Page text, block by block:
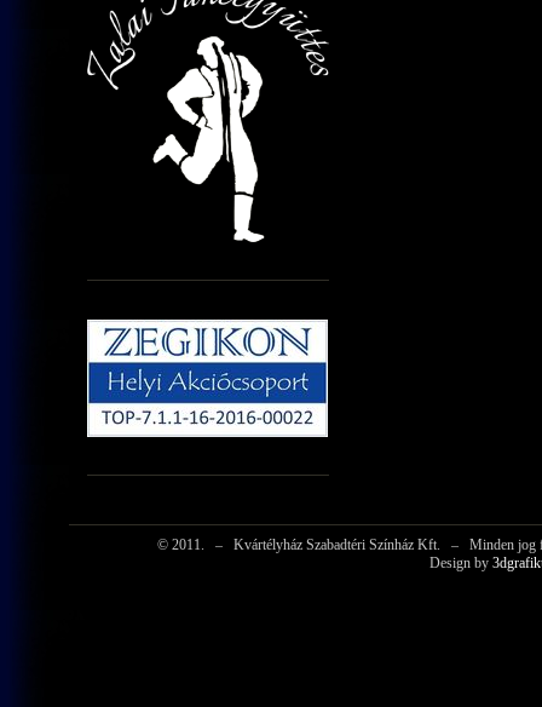
© 2011. – Kvártélyház Szabadtéri Színház Kft. –
Minden jog
Design by